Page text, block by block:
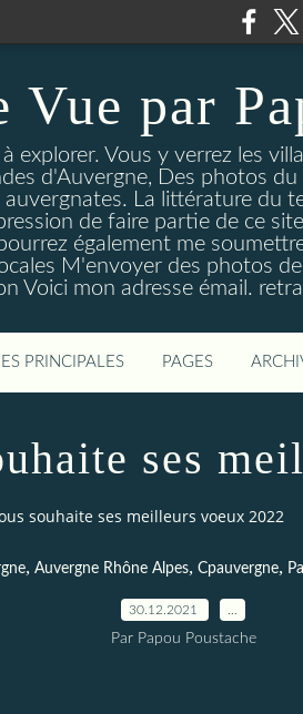
par
explorer. Vous y verrez les
d'Auvergne, Des photos
La littérature du
de faire partie de ce
également me
M'envoyer des photos
Voici mon adresse émail.
PRINCIPALES PAGES
ses
souhaite ses meilleurs voeux 2022
, Auvergne Rhône Alpes, Cpauvergne,
30.12.2021
Par Papou Poustache